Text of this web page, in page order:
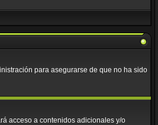
para asegurarse de que no ha sido
acceso a contenidos adicionales y/o